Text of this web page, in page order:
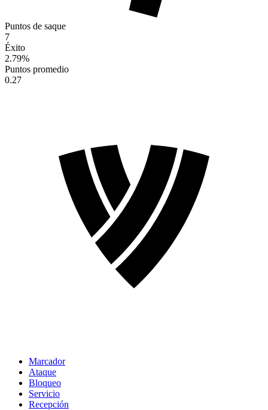
Puntos de saque
7
Éxito
2.79%
Puntos promedio
0.27
Marcador
Ataque
Bloqueo
Servicio
Recepción